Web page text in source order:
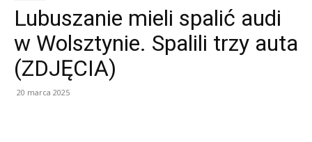
Lubuszanie mieli spalić audi
w Wolsztynie. Spalili trzy auta
(ZDJĘCIA)
20 marca 2025